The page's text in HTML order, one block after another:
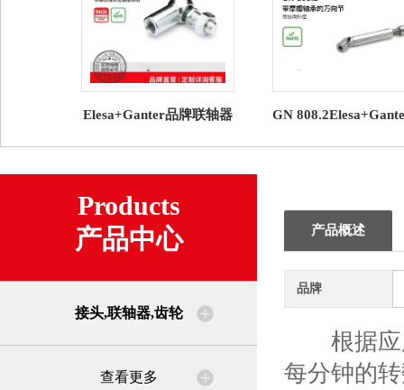
Elesa+Ganter品牌联轴器
带螺纹球头及铆接
GN
的万向节
Products
产品中心
接头,联轴器,齿轮
查看更多
产品概述
品牌
根据应用
每分钟的